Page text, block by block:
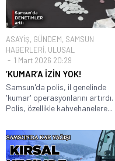
ASAYİŞ, GÜNDEM, SAMSUN
HABERLERİ, ULUSAL
1 Mart 2026 20:29
‘KUMAR’A İZİN YOK!
Samsun'da polis, il genelinde
'kumar' operasyonlarını artırdı.
Polis, özellikle kahvehanelere...